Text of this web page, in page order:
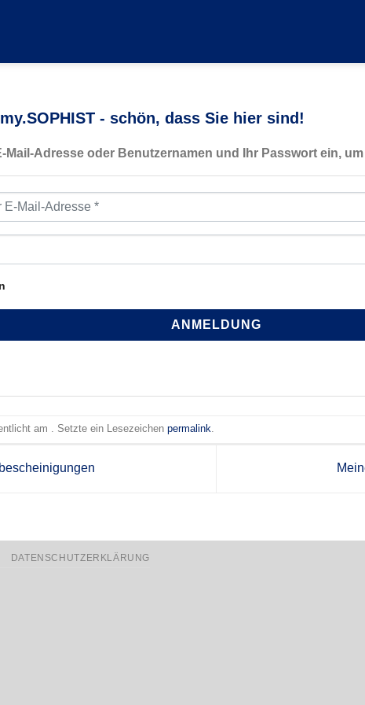
- schön, dass Sie hier sind!
Mail-Adresse oder Benutzernamen und Ihr Passwort ein,
Adresse
ANMELDUNG
am . Setzte ein Lesezeichen permalink.
DATENSCHUTZERKLÄRUNG